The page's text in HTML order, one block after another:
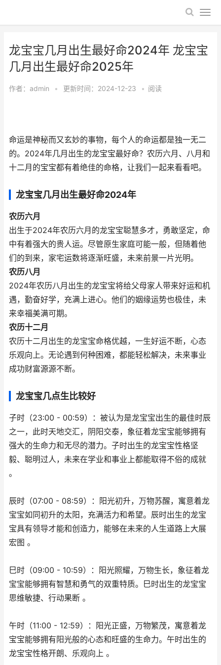
龙宝宝几月出生最好命2024年 龙宝宝
几月出生最好命2025年
作者： admin • 更新时间：2024-12-23 • 阅读
命运是神秘而又玄妙的事物，每个人的命运都是独一无二
的。2024年几月出生的龙宝宝最好命？农历六月、八月和
十二月的宝宝都有着绝佳的命格，让我们一起来看看吧。
龙宝宝几月出生最好命2024年
农历六月
出生于2024年农历六月的龙宝宝聪慧多才，勇敢坚定，命
中有着强大的贵人运。尽管原生家庭可能一般，但随着他
们的到来，家宅运数将逐渐旺盛，未来前景一片光明。
农历八月
2024年农历八月出生的龙宝宝将给父母家人带来好运和机
遇，勤奋好学，充满上进心。他们的姻缘运势也极佳，未
来幸福美满可期。
农历十二月
农历十二月出生的龙宝宝命格优越，一生好运不断，心态
乐观向上。无论遇到何种困难，都能轻松解决，未来事业
成功财富源源不断。
龙宝宝几点生比较好
子时（23:00 - 00:59）：被认为是龙宝宝出生的最佳时辰
之一，此时天地交汇，阴阳交泰，象征着龙宝宝能够拥有
强大的生命力和无尽的潜力。子时出生的龙宝宝性格坚
毅、聪明过人，未来在学业和事业上都能取得不俗的成就
。
辰时（07:00 - 08:59）：阳光初升，万物苏醒，寓意着龙
宝宝如同初升的太阳，充满活力和希望。辰时出生的龙宝
宝具有领导才能和创造力，能够在未来的人生道路上大展
宏图 。
巳时（09:00 - 10:59）：阳光照耀，万物生长，象征着龙
宝宝能够拥有智慧和勇气的双重特质。巳时出生的龙宝宝
思维敏捷、行动果断 。
午时（11:00 - 12:59）：阳光正盛，万物繁茂，寓意着龙
宝宝能够拥有阳光般的心态和旺盛的生命力。午时出生的
龙宝宝性格开朗、乐观向上 。